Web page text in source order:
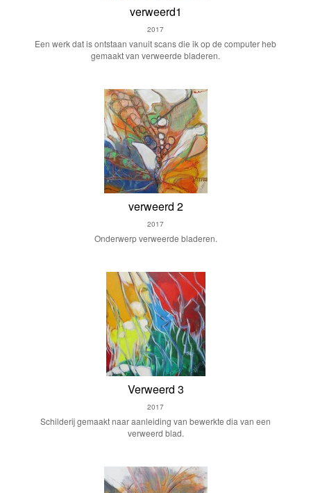
verweerd1
2017
Een werk dat is ontstaan vanuit scans die ik op de computer heb
gemaakt van verweerde bladeren.
verweerd 2
2017
Onderwerp verweerde bladeren.
Verweerd 3
2017
Schilderij gemaakt naar aanleiding van bewerkte dia van een
verweerd blad.